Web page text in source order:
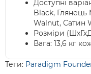
Доступні
Black,
Walnut, Сатин
Розміри
Вага: 13,6 кг
Теги: Paradigm